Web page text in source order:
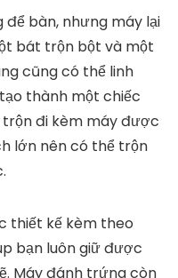
bàn, nhưng máy lại
bát trộn bột và một
cũng có thể linh
thành một chiếc
đi kèm máy được
lớn nên có thể trộn
thiết kế kèm theo
bạn luôn giữ được
Máy đánh trứng còn